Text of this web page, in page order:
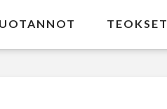
TEOKSET